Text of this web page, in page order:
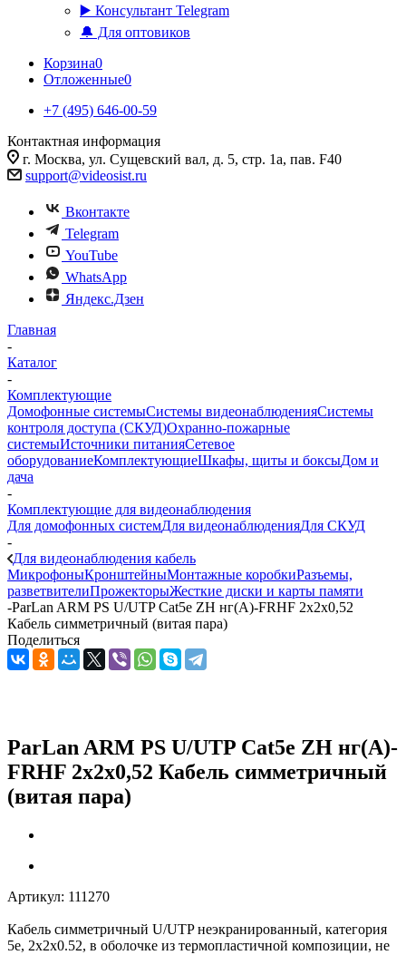
▶️ Консультант Telegram
🔔 Для оптовиков
Корзина0
Отложенные0
+7 (495) 646-00-59
Контактная информация
г. Москва, ул. Сущевский вал, д. 5, стр. 1а, пав. F40
support@videosist.ru
Вконтакте
Telegram
YouTube
WhatsApp
Яндекс.Дзен
Главная
-
Каталог
-
Комплектующие
Домофонные системыСистемы видеонаблюденияСистемы
контроля доступа (СКУД)Охранно-пожарные
системыИсточники питанияСетевое
оборудованиеКомплектующиеШкафы, щиты и боксыДом и
дача
-
Комплектующие для видеонаблюдения
Для домофонных системДля видеонаблюденияДля СКУД
-
Для видеонаблюдения кабель
МикрофоныКронштейныМонтажные коробкиРазъемы,
разветвителиПрожекторыЖесткие диски и карты памяти
-ParLan ARM PS U/UTP Cat5e ZH нг(А)-FRHF 2х2x0,52
Кабель симметричный (витая пара)
Поделиться
ParLan ARM PS U/UTP Cat5e ZH нг(А)-
FRHF 2х2x0,52 Кабель симметричный
(витая пара)
Артикул: 111270
Кабель симметричный U/UTP неэкранированный, категория
5e, 2х2х0.52, в оболочке из термопластичной композиции, не